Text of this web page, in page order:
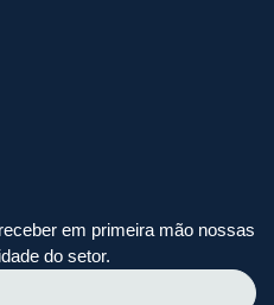
em primeira mão nossas
do setor.